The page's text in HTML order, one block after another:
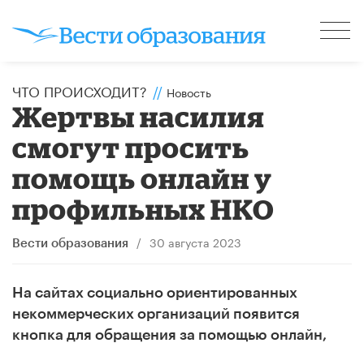
ЧТО ПРОИСХОДИТ? // Новость
Жертвы насилия
смогут просить
помощь онлайн у
профильных НКО
Вести образования / 30 августа 2023
На сайтах социально ориентированных
некоммерческих организаций появится
кнопка для обращения за помощью онлайн,